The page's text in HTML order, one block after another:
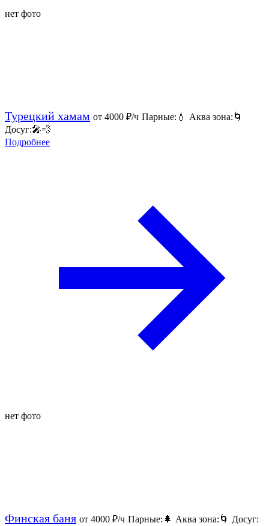
нет фото
Турецкий хамам от 4000 ₽/ч Парные: 💧 Аква зона: 🌀
Досуг:🎤💨
Подробнее
нет фото
Финская баня от 4000 ₽/ч Парные: 🌲 Аква зона: 🌀 Досуг: